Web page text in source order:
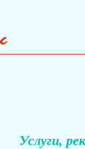
Услуги,